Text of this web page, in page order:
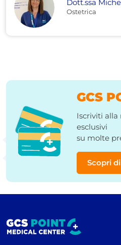
Dott.ssa
Ostetrica
GCS
Iscriviti alla
esclusivi
su molte
Scopri